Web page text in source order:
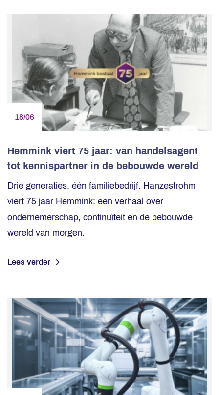
18/06
Hemmink viert 75 jaar: van handelsagent
tot kennispartner in de bebouwde wereld
Drie generaties, één familiebedrijf. Hanzestrohm
viert 75 jaar Hemmink: een verhaal over
ondernemerschap, continuïteit en de bebouwde
wereld van morgen.
Lees verder